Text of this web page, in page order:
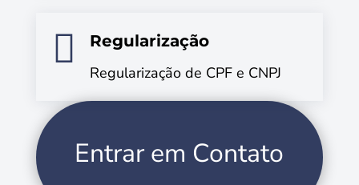

Regularização
Regularização de CPF e CNPJ
Entrar em Contato